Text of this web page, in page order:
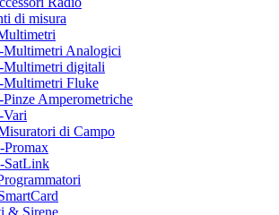
di misura
Multimetri Analogici
Multimetri digitali
Multimetri Fluke
Amperometriche
di Campo
SatLink
& Sirene